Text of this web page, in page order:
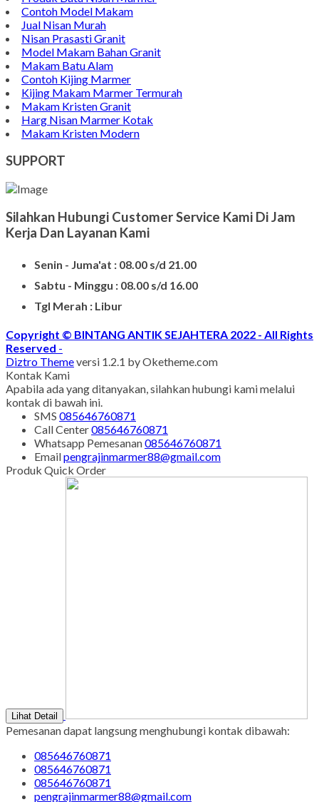
Prasasti Granit
Jual Prasasti Marmer
Nisan Salib
Jual Prasasti Granit
Nisan Batu Salib Murah
Model Kijing Marmer
Kijing Marmer
Contoh Nisan Patok
Batu Nisan Granit
Bongpay Granit
Model Kuburan Kristen
Batu Nisan Kuburan
Produk Batu Nisan Marmer
Jual Nisan Murah
Nisan Prasasti Granit
Model Makam Bahan Granit
Makam Batu Alam
Kijing Makam Marmer Termurah
Harg Nisan Marmer Kotak
Makam Kristen Modern
SUPPORT
Silahkan Hubungi Customer Service Kami Di Jam
Kerja Dan Layanan Kami
Senin - Juma'at : 08.00 s/d 21.00
Sabtu - Minggu : 08.00 s/d 16.00
Tgl Merah : Libur